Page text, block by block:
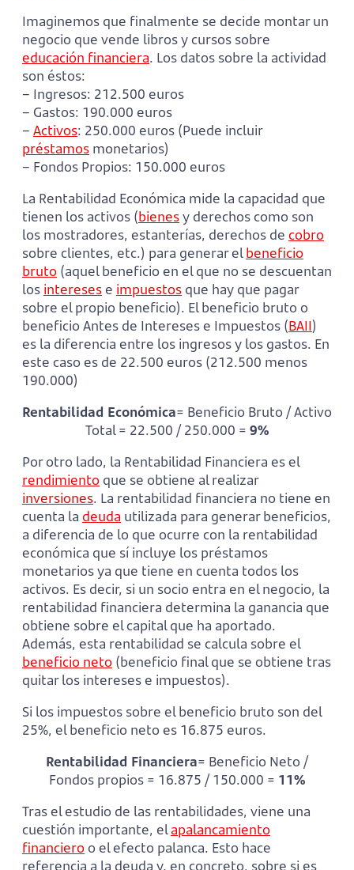
Imaginemos que finalmente se decide montar un
negocio que vende libros y cursos sobre
educación financiera. Los datos sobre la actividad
son éstos:
– Ingresos: 212.500 euros
– Gastos: 190.000 euros
– Activos: 250.000 euros (Puede incluir
préstamos monetarios)
– Fondos Propios: 150.000 euros
La Rentabilidad Económica mide la capacidad que
tienen los activos (bienesy derechos como son
los mostradores, estanterías, derechos de cobro
sobre clientes, etc.) para generar elbeneficio
bruto (aquel beneficio en el que no se descuentan
los interesese impuestos que hay que pagar
sobre el propio beneficio). El beneficio bruto o
beneficio Antes de Intereses e Impuestos (BAII)
es la diferencia entre los ingresos y los gastos. En
este caso es de 22.500 euros (212.500 menos
190.000)
Rentabilidad Económica= Beneficio Bruto / Activo
Total = 22.500 / 250.000 = 9%
Por otro lado, la Rentabilidad Financiera es el
rendimiento que se obtiene al realizar
inversiones. La rentabilidad financiera no tiene en
cuenta la deuda utilizada para generar beneficios,
a diferencia de lo que ocurre con la rentabilidad
económica que sí incluye los préstamos
monetarios ya que tiene en cuenta todos los
activos. Es decir, si un socio entra en el negocio, la
rentabilidad financiera determina la ganancia que
obtiene sobre el capital que ha aportado.
Además, esta rentabilidad se calcula sobre el
beneficio neto (beneficio final que se obtiene tras
quitar los intereses e impuestos).
Si los impuestos sobre el beneficio bruto son del
25%, el beneficio neto es 16.875 euros.
Rentabilidad Financiera= Beneficio Neto /
Fondos propios = 16.875 / 150.000 = 11%
Tras el estudio de las rentabilidades, viene una
cuestión importante, elapalancamiento
financieroo el efecto palanca. Esto hace
referencia a la deuda y, en concreto, sobre si es